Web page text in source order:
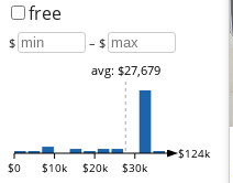
free
$ – $
$0 $10k $20k $30k
$124k
avg: $27,679